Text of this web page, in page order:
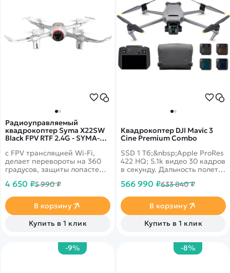
Радиоуправляемый
квадрокоптер Syma X22SW
Black FPV RTF 2.4G - SYMA-
с FPV трансляцией Wi-Fi,
делает перевороты на 360
градусов, защиты лопастей в
4 650 ₽5 990 ₽
В корзину
Купить в 1 клик
Квадрокоптер DJI Mavic 3
Cine Premium Combo
SSD 1 Тб;&nbsp;Apple ProRes
422 HQ; 5.1k видео 30 кадров
в секунду. Дальность полета
видео 1080p. 46 минут в
препятствий по всем
направлениям
566 990 ₽633 840 ₽
В корзину
Купить в 1 клик
-9% -8%